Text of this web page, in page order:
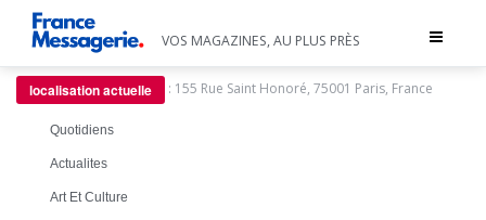
Toggle
VOS MAGAZINES, AU PLUS PRÈS
localisation actuelle : 155 Rue Saint Honoré, 75001 Paris, France
Quotidiens
Actualites
Art Et Culture